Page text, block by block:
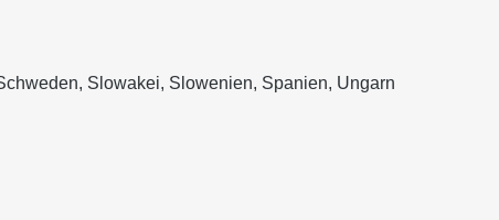
Slowakei, Slowenien, Spanien, Ungarn